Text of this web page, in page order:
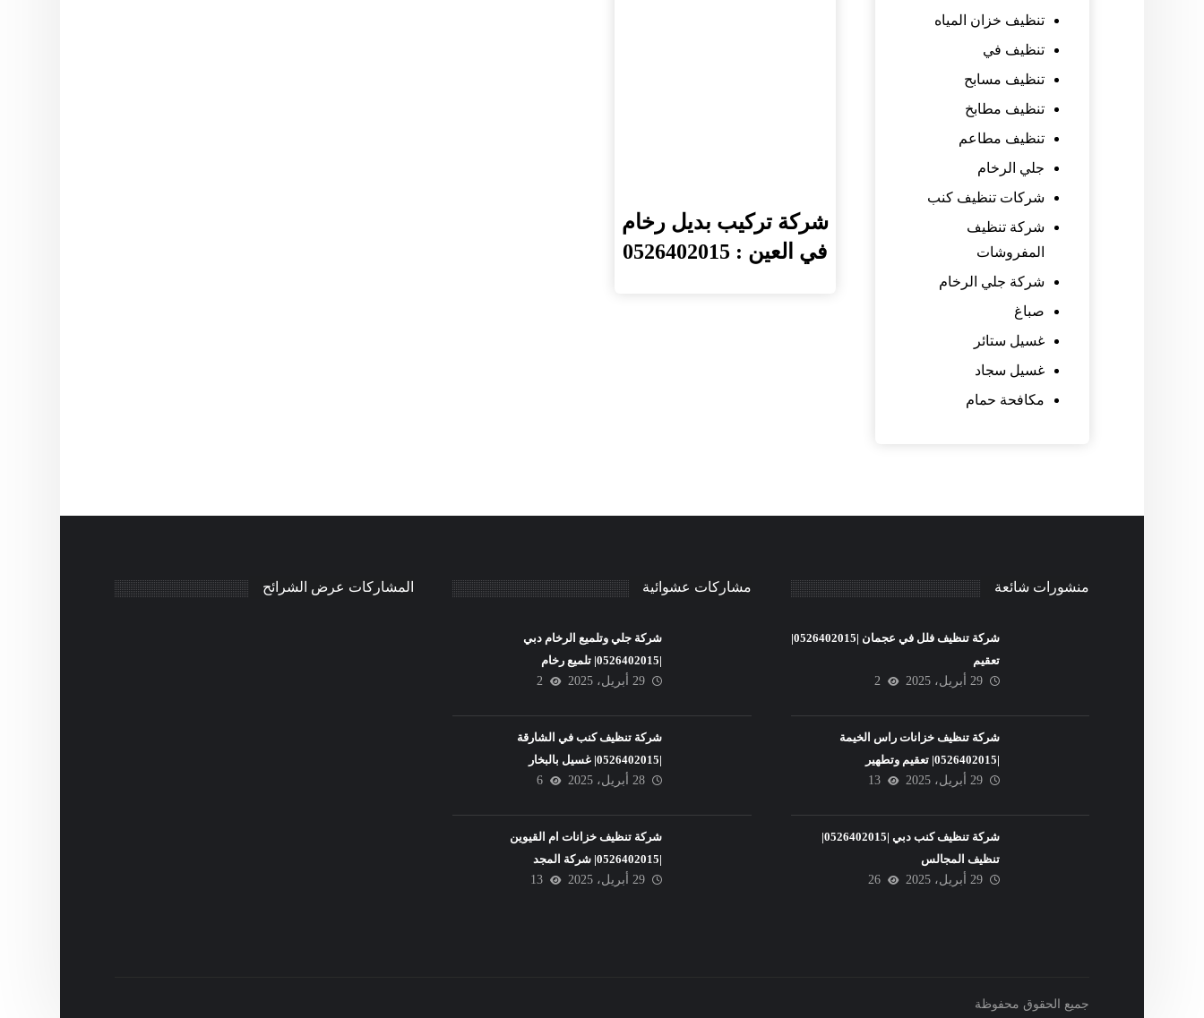
شركة تركيب بديل رخام
في العين : 0526402015
تنظيف خزان المياه
تنظيف في
تنظيف مسابح
تنظيف مطابخ
تنظيف مطاعم
جلي الرخام
شركات تنظيف كنب
شركة تنظيف
المفروشات
شركة جلي الرخام
صباغ
غسيل ستائر
غسيل سجاد
مكافحة حمام
منشورات شائعة
شركة تنظيف فلل في عجمان |0526402015|
تعقيم
29 أبريل، 2025
2
شركة تنظيف خزانات راس الخيمة
|0526402015| تعقيم وتطهير
29 أبريل، 2025
13
شركة تنظيف كنب دبي |0526402015|
تنظيف المجالس
29 أبريل، 2025
26
مشاركات عشوائية
شركة جلي وتلميع الرخام دبي
|0526402015| تلميع رخام
29 أبريل، 2025
2
شركة تنظيف كنب في الشارقة
|0526402015| غسيل بالبخار
28 أبريل، 2025
6
شركة تنظيف خزانات ام القيوين
|0526402015| شركة المجد
29 أبريل، 2025
13
المشاركات عرض الشرائح
جميع الحقوق محفوظة